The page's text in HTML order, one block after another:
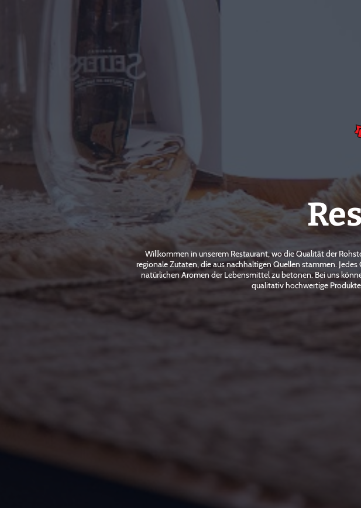
Willkommen in unserem Restaurant, wo die Qualität der
regionale Zutaten, die aus nachhaltigen Quellen stammen.
natürlichen Aromen der Lebensmittel zu betonen. Bei uns
qualitativ hochwertige